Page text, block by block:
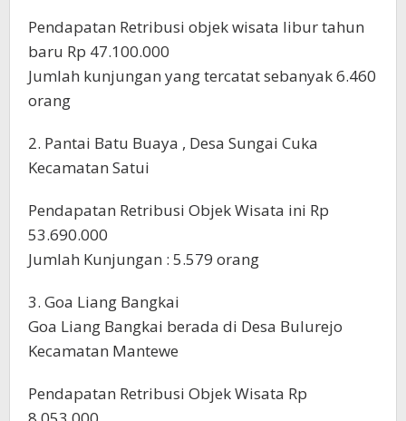
Pendapatan Retribusi objek wisata libur tahun
baru Rp 47.100.000
Jumlah kunjungan yang tercatat sebanyak 6.460
orang
2. Pantai Batu Buaya , Desa Sungai Cuka
Kecamatan Satui
Pendapatan Retribusi Objek Wisata ini Rp
53.690.000
Jumlah Kunjungan : 5.579 orang
3. Goa Liang Bangkai
Goa Liang Bangkai berada di Desa Bulurejo
Kecamatan Mantewe
Pendapatan Retribusi Objek Wisata Rp